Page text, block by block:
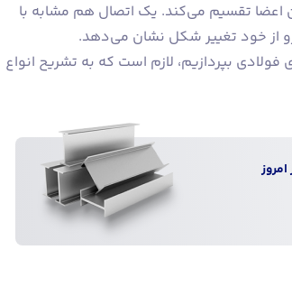
اعضا تقسیم می‌کند. یک اتصال هم مشابه با
از خود تغییر شکل نشان می‌دهد.
فولادی بپردازیم، لازم است که به تشریح انواع